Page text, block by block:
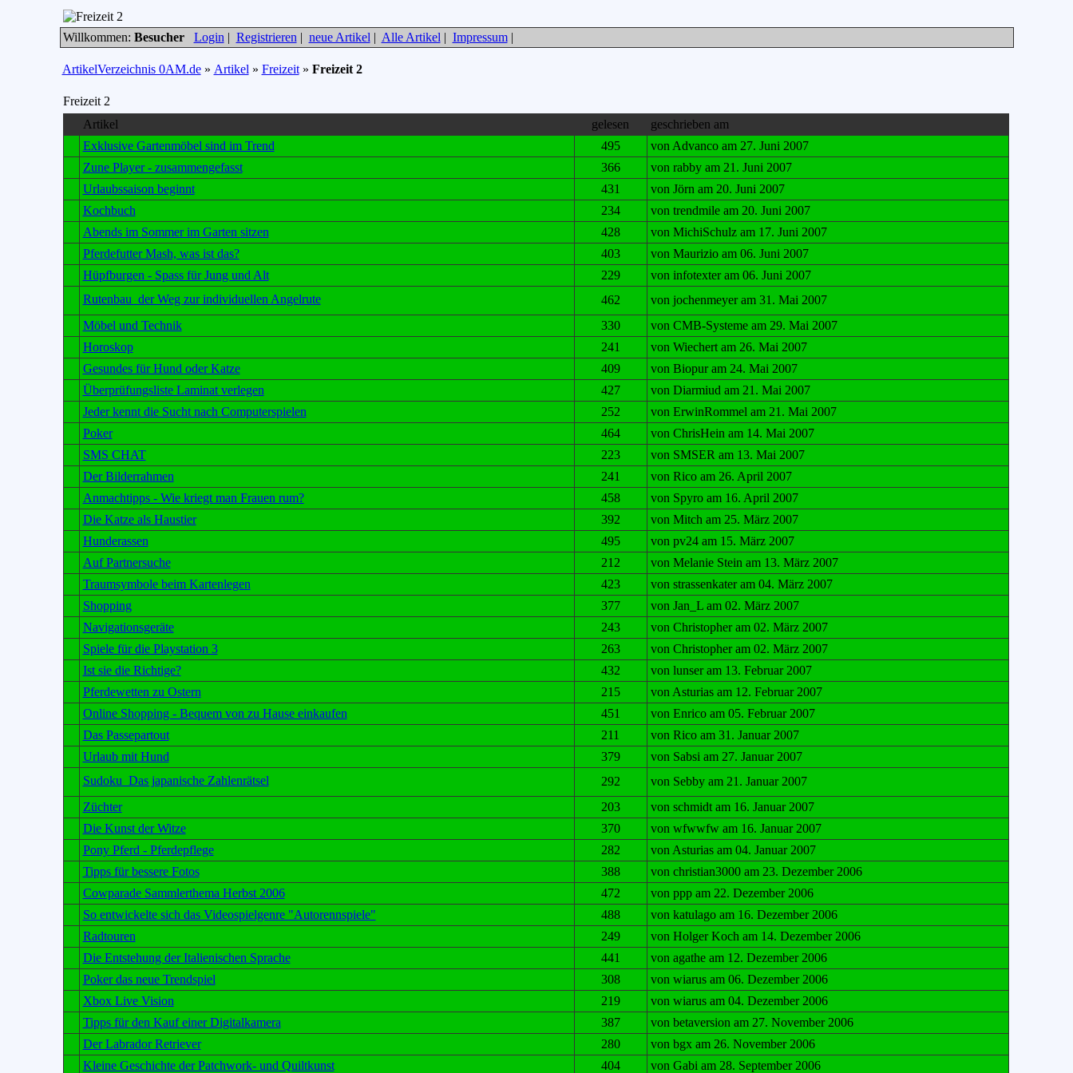
Willkommen: Besucher Login | Registrieren | neue Artikel | Alle Artikel | Impressum|
ArtikelVerzeichnis 0AM.de» Artikel » Freizeit» Freizeit 2
Freizeit 2
Artikel
gelesen
geschrieben am
Exklusive Gartenmöbel sind im Trend
495
von Advanco am 27. Juni 2007
Zune Player - zusammengefasst
366
von rabby am 21. Juni 2007
Urlaubssaison beginnt
431
von Jörn am 20. Juni 2007
Kochbuch
234
von trendmile am 20. Juni 2007
Abends im Sommer im Garten sitzen
428
von MichiSchulz am 17. Juni 2007
Pferdefutter Mash, was ist das?
403
von Maurizio am 06. Juni 2007
Hüpfburgen - Spass für Jung und Alt
229
von infotexter am 06. Juni 2007
Rutenbau  der Weg zur individuellen Angelrute
462
von jochenmeyer am 31. Mai 2007
Möbel und Technik
330
von CMB-Systeme am 29. Mai 2007
Horoskop
241
von Wiechert am 26. Mai 2007
Gesundes für Hund oder Katze
409
von Biopur am 24. Mai 2007
Überprüfungsliste Laminat verlegen
427
von Diarmiud am 21. Mai 2007
Jeder kennt die Sucht nach Computerspielen
252
von ErwinRommel am 21. Mai 2007
Poker
464
von ChrisHein am 14. Mai 2007
SMS CHAT
223
von SMSER am 13. Mai 2007
Der Bilderrahmen
241
von Rico am 26. April 2007
Anmachtipps - Wie kriegt man Frauen rum?
458
von Spyro am 16. April 2007
Die Katze als Haustier
392
von Mitch am 25. März 2007
Hunderassen
495
von pv24 am 15. März 2007
Auf Partnersuche
212
von Melanie Stein am 13. März 2007
Traumsymbole beim Kartenlegen
423
von strassenkater am 04. März 2007
Shopping
377
von Jan_L am 02. März 2007
Navigationsgeräte
243
von Christopher am 02. März 2007
Spiele für die Playstation 3
263
von Christopher am 02. März 2007
Ist sie die Richtige?
432
von lunser am 13. Februar 2007
Pferdewetten zu Ostern
215
von Asturias am 12. Februar 2007
Online Shopping - Bequem von zu Hause einkaufen
451
von Enrico am 05. Februar 2007
Das Passepartout
211
von Rico am 31. Januar 2007
Urlaub mit Hund
379
von Sabsi am 27. Januar 2007
Sudoku  Das japanische Zahlenrätsel
292
von Sebby am 21. Januar 2007
Züchter
203
von schmidt am 16. Januar 2007
Die Kunst der Witze
370
von wfwwfw am 16. Januar 2007
Pony Pferd - Pferdepflege
282
von Asturias am 04. Januar 2007
Tipps für bessere Fotos
388
von christian3000 am 23. Dezember 2006
Cowparade Sammlerthema Herbst 2006
472
von ppp am 22. Dezember 2006
So entwickelte sich das Videospielgenre "Autorennspiele"
488
von katulago am 16. Dezember 2006
Radtouren
249
von Holger Koch am 14. Dezember 2006
Die Entstehung der Italienischen Sprache
441
von agathe am 12. Dezember 2006
Poker das neue Trendspiel
308
von wiarus am 06. Dezember 2006
Xbox Live Vision
219
von wiarus am 04. Dezember 2006
Tipps für den Kauf einer Digitalkamera
387
von betaversion am 27. November 2006
Der Labrador Retriever
280
von bgx am 26. November 2006
Kleine Geschichte der Patchwork- und Quiltkunst
404 von Gabi am 28. September 2006